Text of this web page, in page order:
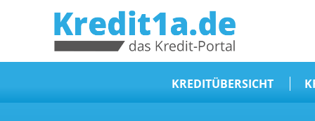
KREDIT1A.DE
KREDITÜBERSICHT